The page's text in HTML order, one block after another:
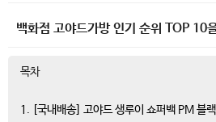
백화점 고야드가방 인기 순위 TOP 10
목차
1. [국내배송] 고야드 생루이 쇼퍼백 PM 블랙